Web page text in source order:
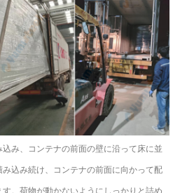
み、コンテナの前面の壁に沿って床に並
込み続け、コンテナの前面に向かって配